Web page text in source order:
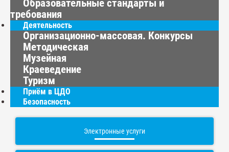
Образовательные стандарты и
требования
Деятельность
Организационно-массовая. Конкурсы
Методическая
Музейная
Краеведение
Туризм
Приём в ЦДО
Безопасность
Электронные услуги